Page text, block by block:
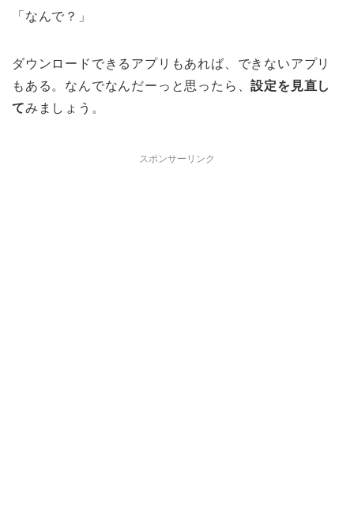
「なんで？」
ダウンロードできるアプリもあれば、できないアプリ
もある。なんでなんだーっと思ったら、設定を見直し
てみましょう。
スポンサーリンク